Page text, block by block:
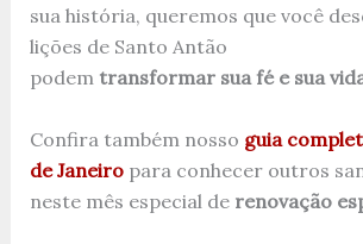
sua história, queremos que você
lições de Santo Antão
podem transformar sua fé e sua
Confira também nosso guia
de Janeiropara conhecer outros
neste mês especial de renovação